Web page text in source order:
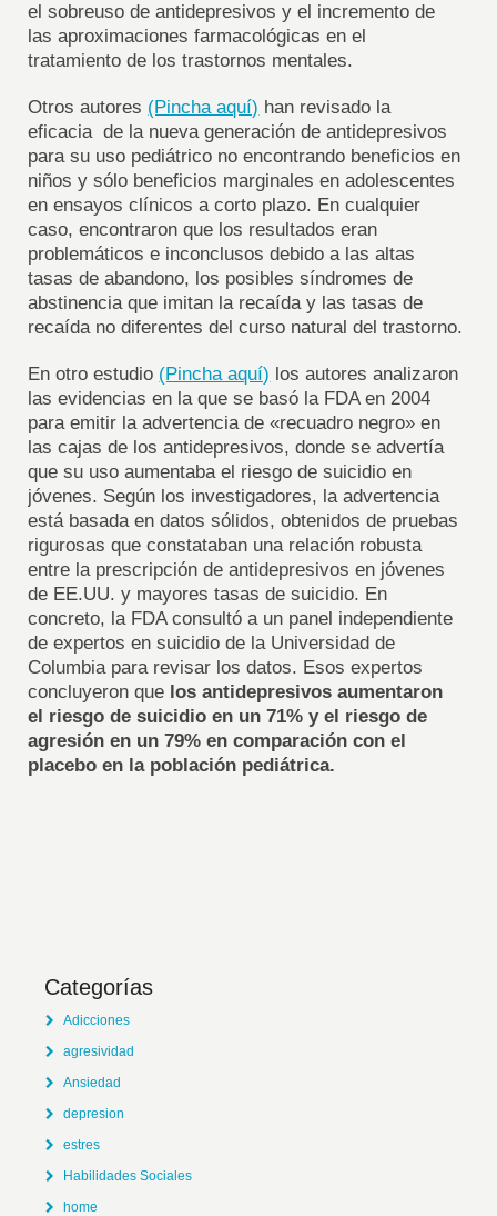
el sobreuso de antidepresivos y el incremento de
las aproximaciones farmacológicas en el
tratamiento de los trastornos mentales.
Otros autores (Pincha aquí) han revisado la
eficacia de la nueva generación de antidepresivos
para su uso pediátrico no encontrando beneficios en
niños y sólo beneficios marginales en adolescentes
en ensayos clínicos a corto plazo. En cualquier
caso, encontraron que los resultados eran
problemáticos e inconclusos debido a las altas
tasas de abandono, los posibles síndromes de
abstinencia que imitan la recaída y las tasas de
recaída no diferentes del curso natural del trastorno.
En otro estudio (Pincha aquí) los autores analizaron
las evidencias en la que se basó la FDA en 2004
para emitir la advertencia de «recuadro negro» en
las cajas de los antidepresivos, donde se advertía
que su uso aumentaba el riesgo de suicidio en
jóvenes. Según los investigadores, la advertencia
está basada en datos sólidos, obtenidos de pruebas
rigurosas que constataban una relación robusta
entre la prescripción de antidepresivos en jóvenes
de EE.UU. y mayores tasas de suicidio. En
concreto, la FDA consultó a un panel independiente
de expertos en suicidio de la Universidad de
Columbia para revisar los datos. Esos expertos
concluyeron que los antidepresivos aumentaron
el riesgo de suicidio en un 71% y el riesgo de
agresión en un 79% en comparación con el
placebo en la población pediátrica.
Categorías
Adicciones
agresividad
Ansiedad
depresion
estres
Habilidades Sociales
home